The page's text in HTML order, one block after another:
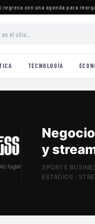
con una agenda para
TECNOLOGÍA
lugar
y
SPORTS
ESTADIOS ·